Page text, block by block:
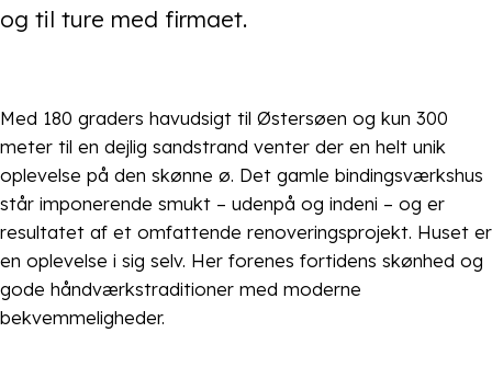
og til ture med firmaet.
Med 180 graders havudsigt til Østersøen og kun 300
meter til en dejlig sandstrand venter der en helt unik
oplevelse på den skønne ø. Det gamle bindingsværkshus
står imponerende smukt – udenpå og indeni – og er
resultatet af et omfattende renoveringsprojekt. Huset er
en oplevelse i sig selv. Her forenes fortidens skønhed og
gode håndværkstraditioner med moderne
bekvemmeligheder.